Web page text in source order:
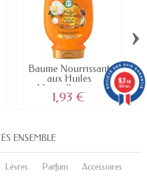
Baume Nourrissant
aux Huiles
Merveilleuses...
1,93 €
›
ENSEMBLE
Lèvres Parfum
Accessoires
9.7/10
5887 avis